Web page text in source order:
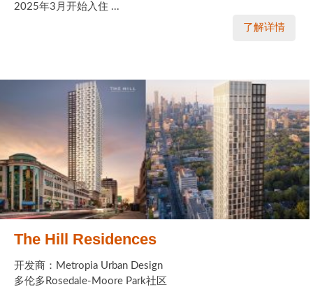
2025年3月开始入住 ...
了解详情
The Hill Residences
开发商：Metropia Urban Design
多伦多Rosedale-Moore Park社区